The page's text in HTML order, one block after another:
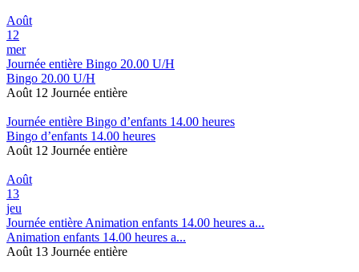
Août
12
mer
Journée entière Bingo 20.00 U/H
Bingo 20.00 U/H
Août 12 Journée entière
Journée entière Bingo d’enfants 14.00 heures
Bingo d’enfants 14.00 heures
Août 12 Journée entière
Août
13
jeu
Journée entièreAnimation enfants 14.00 heures a...
Animation enfants 14.00 heures a...
Août 13 Journée entière